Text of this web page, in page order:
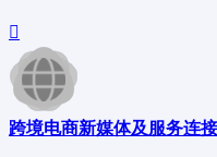
跨境电商新媒体及服务连